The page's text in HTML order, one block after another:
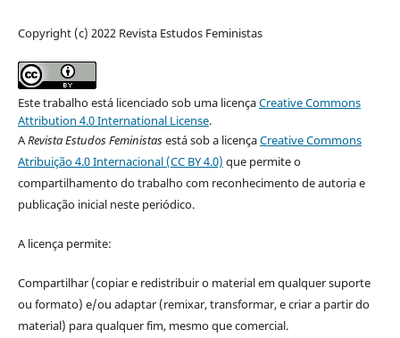
Copyright (c) 2022 Revista Estudos Feministas
Este trabalho está licenciado sob uma licençaCreative Commons
Attribution 4.0 International License.
ARevista Estudos Feministasestá sob a licençaCreative Commons
Atribuição 4.0 Internacional (CC BY 4.0) que permite o
compartilhamento do trabalho com reconhecimento de autoria e
publicação inicial neste periódico.
A licença permite:
Compartilhar (copiar e redistribuir o material em qualquer suporte
ou formato) e/ou adaptar (remixar, transformar, e criar a partir do
material) para qualquer fim, mesmo que comercial.